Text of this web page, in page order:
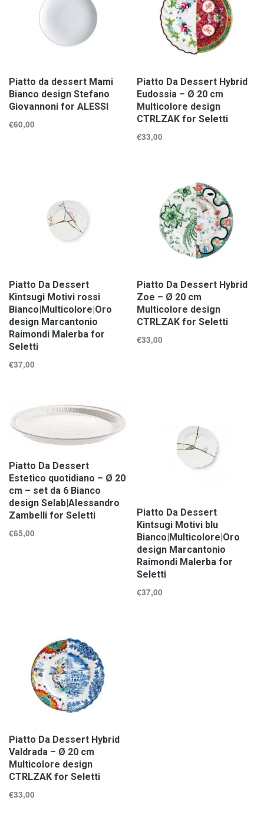
Piatto da dessert Mami
Bianco design Stefano
Giovannoni for ALESSI
€60,00
Piatto Da Dessert Hybrid
Eudossia – Ø 20 cm
Multicolore design
CTRLZAK for Seletti
€33,00
Piatto Da Dessert
Kintsugi Motivi rossi
Bianco|Multicolore|Oro
design Marcantonio
Raimondi Malerba for
Seletti
€37,00
Piatto Da Dessert Hybrid
Zoe – Ø 20 cm
Multicolore design
CTRLZAK for Seletti
€33,00
Piatto Da Dessert
Estetico quotidiano – Ø 20
cm – set da 6 Bianco
design Selab|Alessandro
Zambelli for Seletti
€65,00
Piatto Da Dessert
Kintsugi Motivi blu
Bianco|Multicolore|Oro
design Marcantonio
Raimondi Malerba for
Seletti
€37,00
Piatto Da Dessert Hybrid
Valdrada – Ø 20 cm
Multicolore design
CTRLZAK for Seletti
€33,00